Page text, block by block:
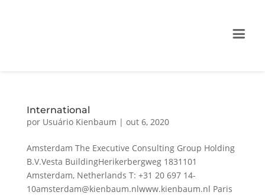
International
por Usuário Kienbaum | out 6, 2020
Amsterdam The Executive Consulting Group Holding
B.V.Vesta BuildingHerikerbergweg 1831101
Amsterdam, Netherlands T: +31 20 697 14-
10amsterdam@kienbaum.nlwww.kienbaum.nl Paris